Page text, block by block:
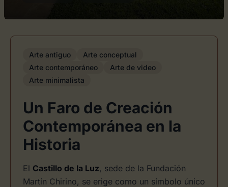
Arte antiguo
Arte conceptual
Arte contemporáneo
Arte de video
Arte minimalista
Un Faro de Creación
Contemporánea en la
Historia
El Castillo de la Luz, sede de la Fundación
Martín Chirino, se erige como un símbolo único